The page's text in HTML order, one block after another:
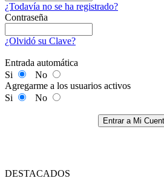
¿Todavía no se ha registrado?
Contraseña
¿Olvidó su Clave?
Entrada automática
Si
No
Agregarme a los usuarios activos
Si
No
Entrar a Mi
DESTACADOS